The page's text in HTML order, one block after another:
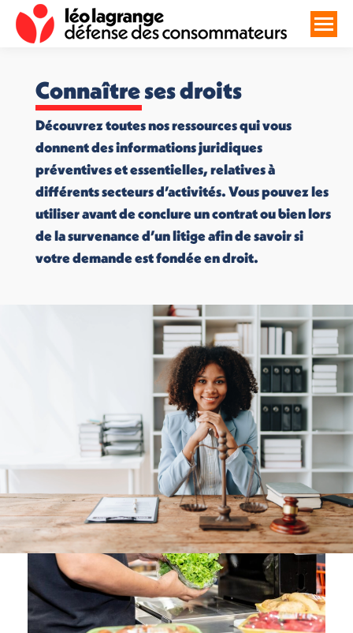
Connaître ses droits
Découvrez toutes nos ressources qui vous
donnent des informations juridiques
préventives et essentielles, relatives à
différents secteurs d’activités. Vous pouvez les
utiliser avant de conclure un contrat ou bien lors
de la survenance d’un litige afin de savoir si
votre demande est fondée en droit.